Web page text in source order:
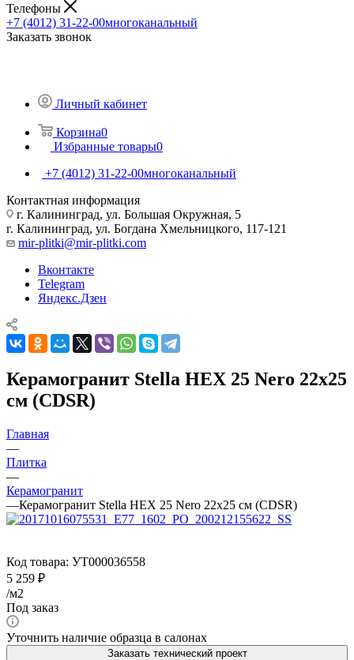
Телефоны
+7 (4012) 31-22-00многоканальный
Заказать звонок
Личный кабинет
Корзина0
Избранные товары0
+7 (4012) 31-22-00многоканальный
Контактная информация
г. Калининград, ул. Большая Окружная, 5
г. Калининград, ул. Богдана Хмельницкого, 117-121
mir-plitki@mir-plitki.com
Вконтакте
Telegram
Яндекс.Дзен
Керамогранит Stella HEX 25 Nero 22x25
см (CDSR)
Главная
—
Плитка
—
Керамогранит
—Керамогранит Stella HEX 25 Nero 22x25 см (CDSR)
Код товара: УТ000036558
5 259 ₽
/м2
Под заказ
Уточнить наличие образца в салонах
Заказать технический проект